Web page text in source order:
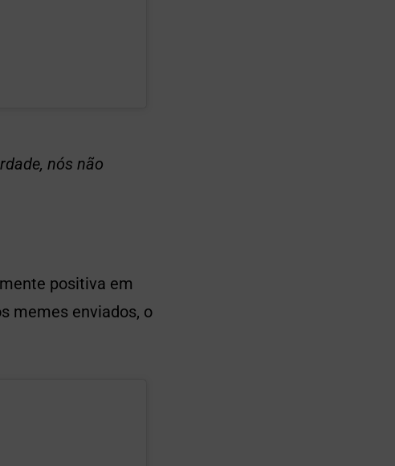
nós não
positiva em
memes enviados, o